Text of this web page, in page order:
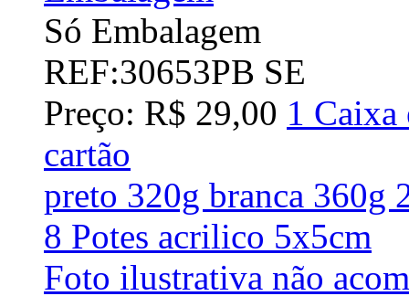
Só Embalagem
REF:30653PB SE
Preço: R$ 29,00 1 Caixa
cartão
preto 320g branca 360g
8 Potes acrilico 5x5cm
Foto ilustrativa não